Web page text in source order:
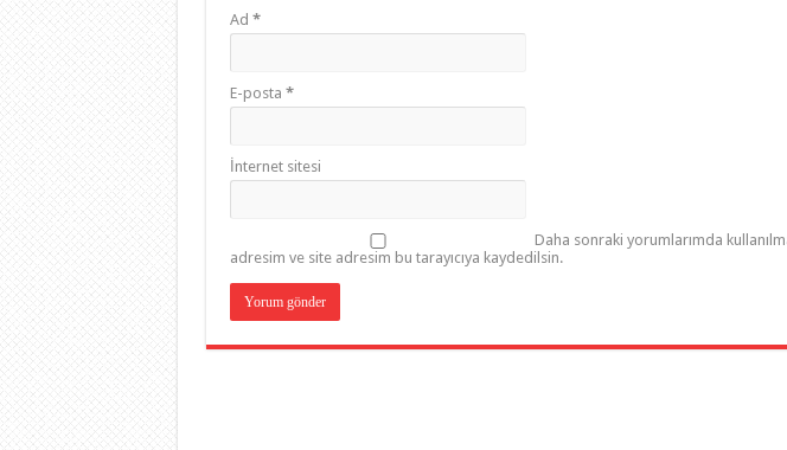
Ad *
E-posta *
İnternet sitesi
Daha sonraki yorumlarımda
adresim ve site adresim bu tarayıcıya kaydedilsin.